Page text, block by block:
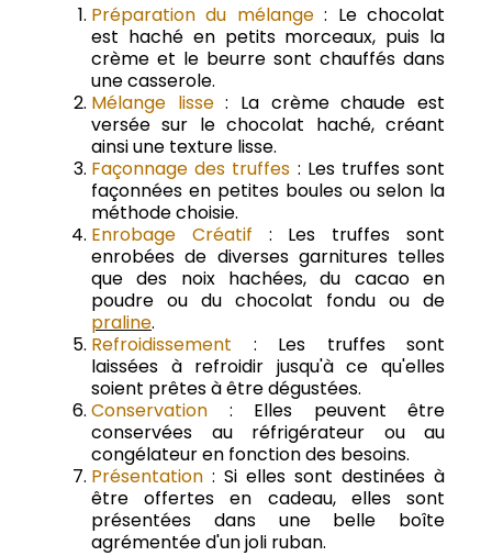
Préparation du mélange: Le chocolat
est haché en petits morceaux, puis la
crème et le beurre sont chauffés dans
une casserole.
Mélange lisse: La crème chaude est
versée sur le chocolat haché, créant
ainsi une texture lisse.
Façonnage des truffes : Les truffes sont
façonnées en petites boules ou selon la
méthode choisie.
Enrobage Créatif : Les truffes sont
enrobées de diverses garnitures telles
que des noix hachées, du cacao en
poudre ou du chocolat fondu ou de
praline.
Refroidissement : Les truffes sont
laissées à refroidir jusqu'à ce qu'elles
soient prêtes à être dégustées.
Conservation : Elles peuvent être
conservées au réfrigérateur ou au
congélateur en fonction des besoins.
Présentation : Si elles sont destinées à
être offertes en cadeau, elles sont
présentées dans une belle boîte
agrémentée d'un joli ruban.